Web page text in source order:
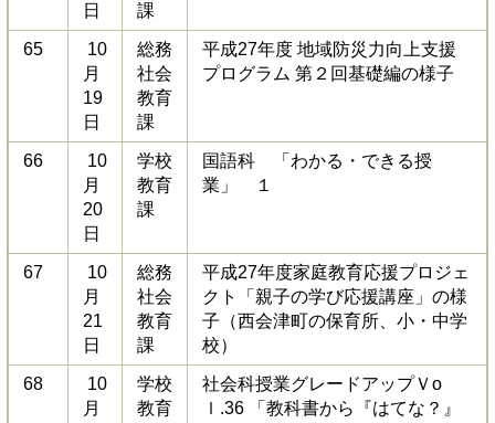
日
課
65
10
月
19
日
総務
社会
教育
課
平成27年度 地域防災力向上支援
プログラム 第２回基礎編の様子
66
10
月
20
日
学校
教育
課
国語科 「わかる・できる授
業」 １
67
10
月
21
日
総務
社会
教育
課
平成27年度家庭教育応援プロジェ
クト「親子の学び応援講座」の様
子（西会津町の保育所、小・中学
校）
68
10
月
学校
教育
社会科授業グレードアップＶo
ｌ.36 「教科書から『はてな？』